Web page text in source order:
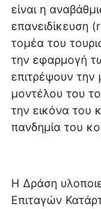
είναι η
επανειδίκευση
τομέα του
την εφαρμογή
επιτρέψουν
μοντέλου του
την εικόνα του
πανδημία του
Η Δράση
Επιταγών